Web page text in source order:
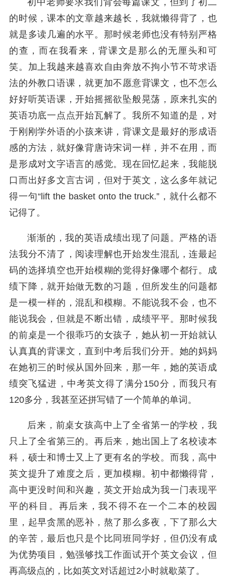
初中老师要求我们背会每篇课文，但到了初二
的时候，课本的文章越来越长，我就懒得背了，也
就是多读几遍的水平。那时候老师也没有特别严格
的查，而在我看来，背课文是那么的无厘头和可
笑。加上我越来越喜欢自由奔放不拘小节不苛求语
法的外教口语课，就更加不愿意背课文，也不怎么
好好听英语课，开始摇摇欲坠般晃荡，原来扎实的
英语功底一点点开始瓦解了。我所不知道的是，对
于刚刚学外语的小孩来讲，背课文是最好的形成语
感的方法，就好像背唐诗宋词一样，并不在用，而
是形成对文字语言的感觉。现在回忆起来，我能脱
口而出好多文言古词，但对于英文，这么多年就记
得一句“lift the basket onto the truck.”，就什么都不
记得了。
渐渐的，我的英语成绩出现了问题。严格的语
法我分不清了，阅读理解也开始发生混乱，连最起
码的选择填空也开始模糊的觉得好像哪个都行。成
绩下降，就开始做无数的习题，但所发生的问题都
是一模一样的，混乱和模糊。不能说我不会，也不
能说我会，但就是不断出错，成绩平平。那时候我
的前桌是一个很乖巧的女孩子，她从初一开始就认
认真真的背课文，直到中考后我们分开。她的妈妈
在她初三的时候从国外回来，那一年，她的英语成
绩突飞猛进，中考英文得了满分150分，而我只有
120多分，我甚至还拼写错了一个简单的单词。
后来，前桌女孩高中上了全省第一的学校，我
只上了全省第三的。再后来，她出国上了名校读本
科，硕士和博士又上了更有名的学校。而我，高中
英文提升了难度之后，更加模糊。初中都懒得背，
高中更没时间和兴趣，英文开始成为我一门表现平
平的科目。再后来，我不得不在一个二本的校园
里，起早贪黑的恶补，熬了那么多夜，下了那么大
的辛苦，最后也只是个比同班同学好，但仍没有成
为优势项目，勉强够找工作面试开个英文会议，但
再高级点的，比如英文对话超过2小时就歇菜了。